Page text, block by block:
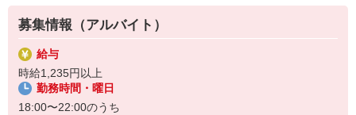
募集情報（アルバイト）
給与
時給1,235円以上
勤務時間・曜日
18:00〜22:00のうち